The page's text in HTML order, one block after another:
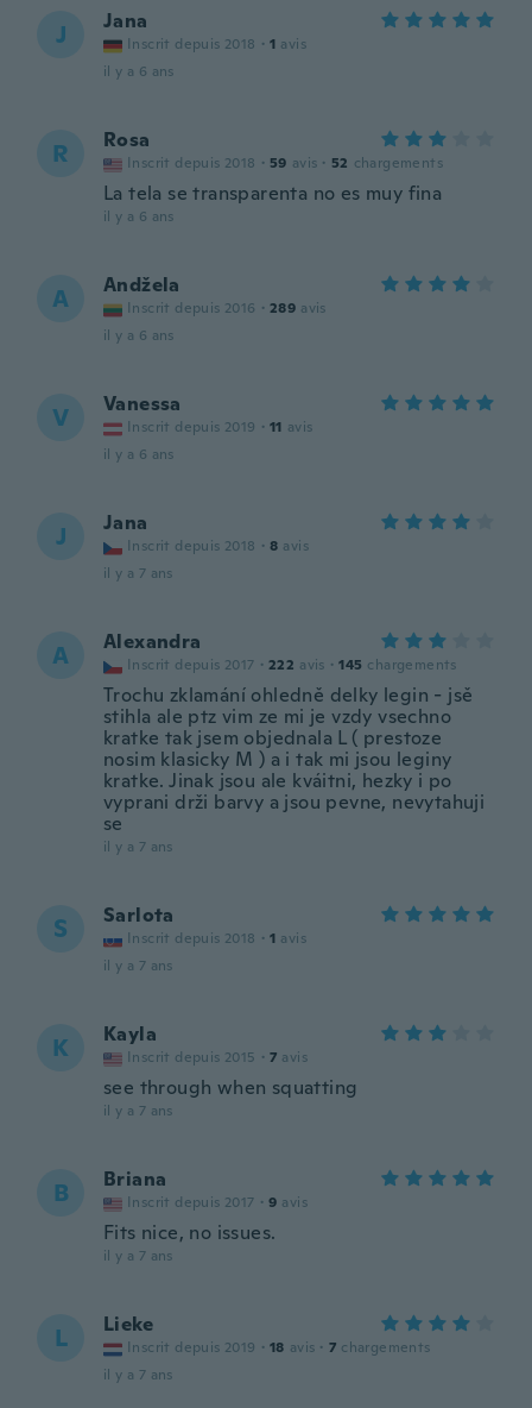
J Jana
Inscrit depuis 2018 · 1 avis
il y a 6 ans
R Rosa
Inscrit depuis 2018 · 59 avis · 52 chargements
La tela se transparenta no es muy fina
il y a 6 ans
A Andžela
Inscrit depuis 2016 · 289 avis
il y a 6 ans
V Vanessa
Inscrit depuis 2019 · 11 avis
il y a 6 ans
J Jana
Inscrit depuis 2018 · 8 avis
il y a 7 ans
A Alexandra
Inscrit depuis 2017 · 222 avis · 145 chargements
Trochu zklamání ohledně delky legin - jsě
stihla ale ptz vim ze mi je vzdy vsechno
kratke tak jsem objednala L ( prestoze
nosim klasicky M ) a i tak mi jsou leginy
kratke. Jinak jsou ale kváitni, hezky i po
vyprani drži barvy a jsou pevne, nevytahuji
se
il y a 7 ans
S Sarlota
Inscrit depuis 2018 · 1 avis
il y a 7 ans
K Kayla
Inscrit depuis 2015 · 7 avis
see through when squatting
il y a 7 ans
B Briana
Inscrit depuis 2017 · 9 avis
Fits nice, no issues.
il y a 7 ans
L Lieke
Inscrit depuis 2019 · 18 avis · 7 chargements
il y a 7 ans